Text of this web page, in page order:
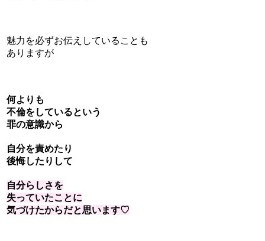
魅力を必ずお伝えしていることも
ありますが
何よりも
不倫をしているという
罪の意識から
自分を責めたり
後悔したりして
自分らしさを
失っていたことに
気づけたからだと思います♡